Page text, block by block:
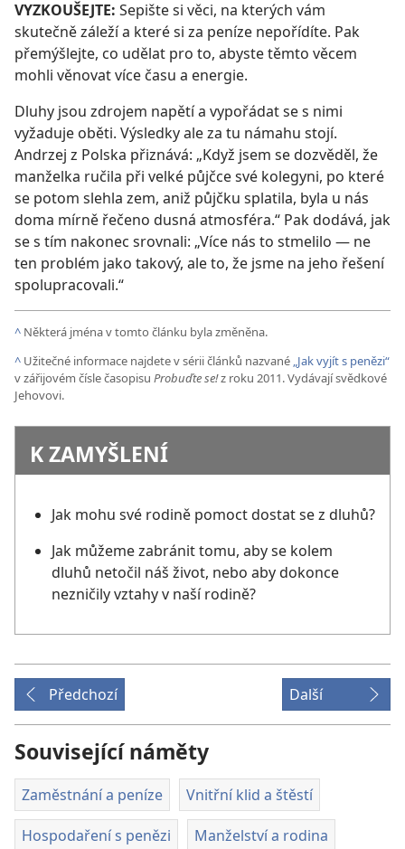
VYZKOUŠEJTE: Sepište si věci, na kterých vám
skutečně záleží a které si za peníze nepořídíte. Pak
přemýšlejte, co udělat pro to, abyste těmto věcem
mohli věnovat více času a energie.
Dluhy jsou zdrojem napětí a vypořádat se s nimi
vyžaduje oběti. Výsledky ale za tu námahu stojí.
Andrzej z Polska přiznává: „Když jsem se dozvěděl, že
manželka ručila při velké půjčce své kolegyni, po které
se potom slehla zem, aniž půjčku splatila, byla u nás
doma mírně řečeno dusná atmosféra.“ Pak dodává, jak
se s tím nakonec srovnali: „Více nás to stmelilo — ne
ten problém jako takový, ale to, že jsme na jeho řešení
spolupracovali.“
^ Některá jména v tomto článku byla změněna.
^ Užitečné informace najdete v sérii článků nazvané „Jak vyjít s penězi“
v zářijovém čísle časopisu Probuďte se!z roku 2011. Vydávají svědkové
Jehovovi.
K ZAMYŠLENÍ
Jak mohu své rodině pomoct dostat se z dluhů?
Jak můžeme zabránit tomu, aby se kolem
dluhů netočil náš život, nebo aby dokonce
nezničily vztahy v naší rodině?
Předchozí Další
Související náměty
Zaměstnání a peníze Vnitřní klid a štěstí
Hospodaření s penězi Manželství a rodina